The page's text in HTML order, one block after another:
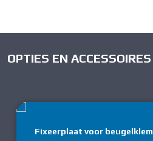
OPTIES EN ACCESSOIRES
Fixeerplaat voor beugelklem